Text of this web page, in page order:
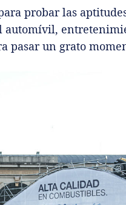
probar las
automívil,
pasar un grato